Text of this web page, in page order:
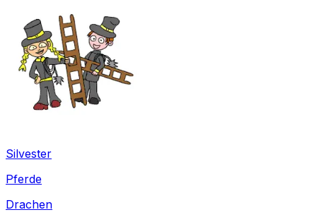
Silvester
Pferde
Drachen